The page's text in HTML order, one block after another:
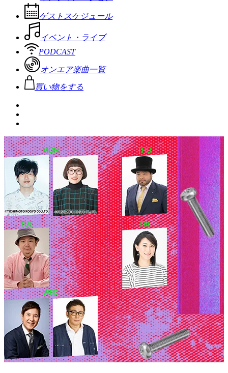
ゲストスケジュール
イベント・ライブ
PODCAST
オンエア楽曲一覧
買い物をする